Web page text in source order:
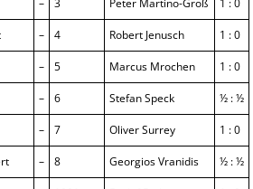
– 3 Peter Martino-Groß 1 : 0
– 4 Robert Jenusch 1 : 0
– 5 Marcus Mrochen 1 : 0
– 6 Stefan Speck ½ : ½
– 7 Oliver Surrey 1 : 0
– 8 Georgios Vranidis ½ : ½